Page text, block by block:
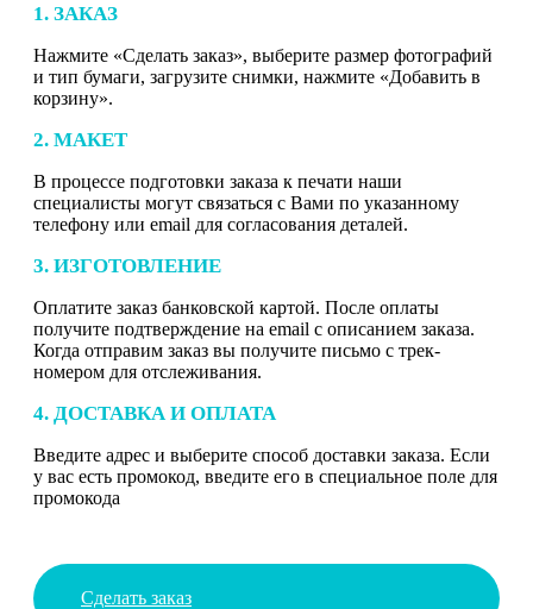
1. ЗАКАЗ
Нажмите «Сделать заказ», выберите размер фотографий
и тип бумаги, загрузите снимки, нажмите «Добавить в
корзину».
2. МАКЕТ
В процессе подготовки заказа к печати наши
специалисты могут связаться с Вами по указанному
телефону или email для согласования деталей.
3. ИЗГОТОВЛЕНИЕ
Оплатите заказ банковской картой. После оплаты
получите подтверждение на email с описанием заказа.
Когда отправим заказ вы получите письмо с трек-
номером для отслеживания.
4. ДОСТАВКА И ОПЛАТА
Введите адрес и выберите способ доставки заказа. Если
у вас есть промокод, введите его в специальное поле для
промокода
Сделать заказ